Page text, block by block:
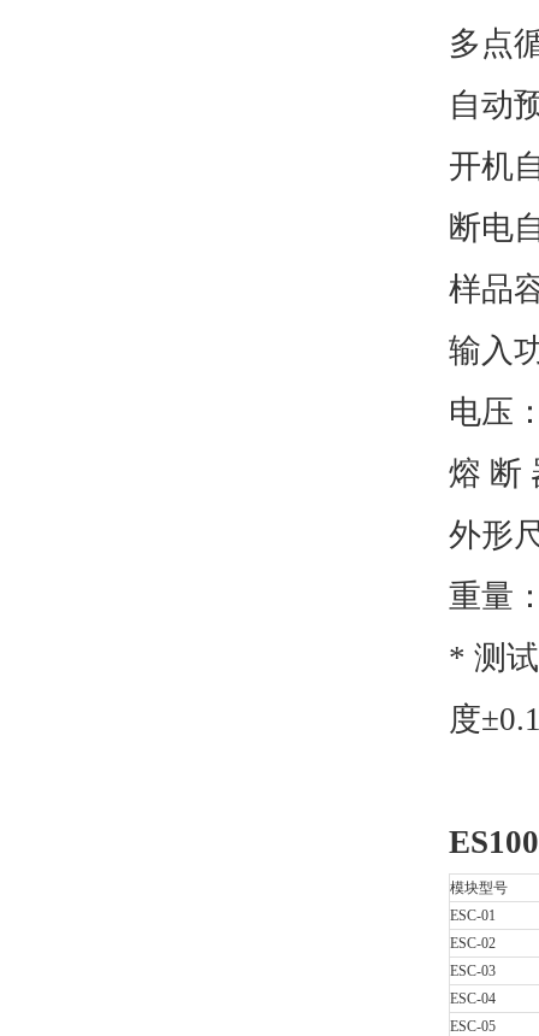
多点
自
开
断
样
输
电
熔
外形
重
* 测
度
模块型号
ESC-01
ESC-02
ESC-03
ESC-04
ESC-05